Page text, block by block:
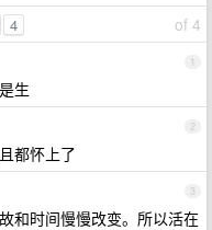
of 4
4
1
生
2
都怀上了
3
和时间慢慢改变。所以活在